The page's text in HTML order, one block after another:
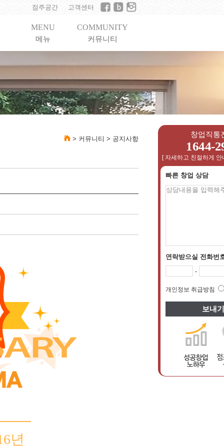
점주공간 고객센터
MENU
메뉴
COMMUNITY
커뮤니티
창업직통
1644-
[ 자세하고 친절하게
빠른 창업 상담
연락받으실 전화번
-
개인정보 취급방침
> 커뮤니티 > 공지사항
년